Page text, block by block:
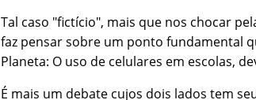
Tal caso "fictí­cio", mais que nos chocar
faz pensar sobre um ponto fundamental
Planeta: O uso de celulares em escolas,
É mais um debate cujos dois lados tem